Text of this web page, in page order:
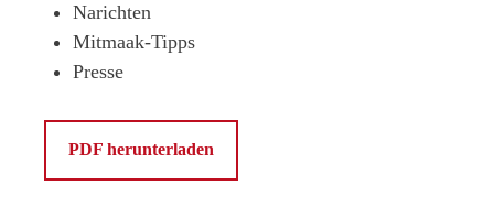
Narichten
Mitmaak-Tipps
Presse
PDF herunterladen